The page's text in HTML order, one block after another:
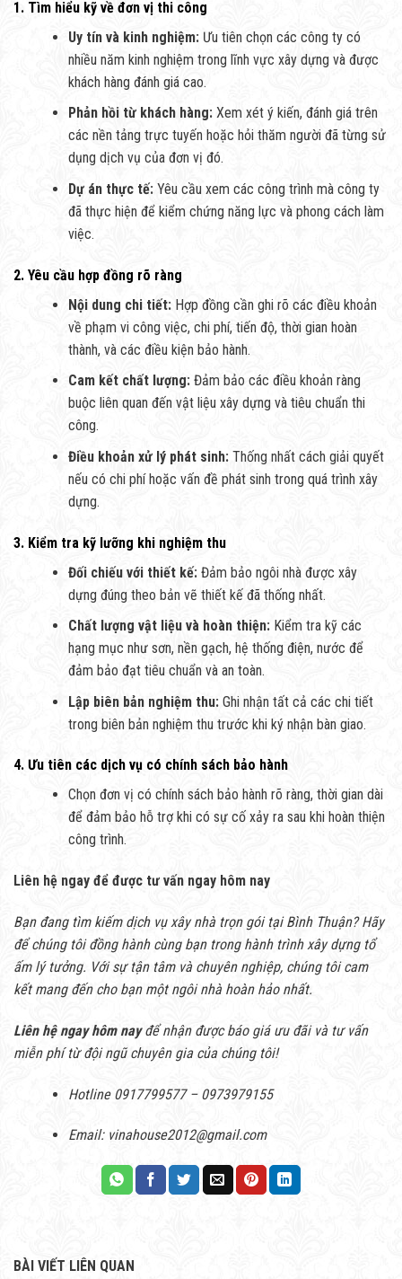
1. Tìm hiểu kỹ về đơn vị thi công
Uy tín và kinh nghiệm:Ưu tiên chọn các công ty có
nhiều năm kinh nghiệm trong lĩnh vực xây dựng và được
khách hàng đánh giá cao.
Phản hồi từ khách hàng:Xem xét ý kiến, đánh giá trên
các nền tảng trực tuyến hoặc hỏi thăm người đã từng sử
dụng dịch vụ của đơn vị đó.
Dự án thực tế:Yêu cầu xem các công trình mà công ty
đã thực hiện để kiểm chứng năng lực và phong cách làm
việc.
2. Yêu cầu hợp đồng rõ ràng
Nội dung chi tiết:Hợp đồng cần ghi rõ các điều khoản
về phạm vi công việc, chi phí, tiến độ, thời gian hoàn
thành, và các điều kiện bảo hành.
Cam kết chất lượng:Đảm bảo các điều khoản ràng
buộc liên quan đến vật liệu xây dựng và tiêu chuẩn thi
công.
Điều khoản xử lý phát sinh:Thống nhất cách giải quyết
nếu có chi phí hoặc vấn đề phát sinh trong quá trình xây
dựng.
3. Kiểm tra kỹ lưỡng khi nghiệm thu
Đối chiếu với thiết kế:Đảm bảo ngôi nhà được xây
dựng đúng theo bản vẽ thiết kế đã thống nhất.
Chất lượng vật liệu và hoàn thiện:Kiểm tra kỹ các
hạng mục như sơn, nền gạch, hệ thống điện, nước để
đảm bảo đạt tiêu chuẩn và an toàn.
Lập biên bản nghiệm thu:Ghi nhận tất cả các chi tiết
trong biên bản nghiệm thu trước khi ký nhận bàn giao.
4. Ưu tiên các dịch vụ có chính sách bảo hành
Chọn đơn vị có chính sách bảo hành rõ ràng, thời gian dài
để đảm bảo hỗ trợ khi có sự cố xảy ra sau khi hoàn thiện
công trình.
Liên hệ ngay để được tư vấn ngay hôm nay
Bạn đang tìm kiếm dịch vụ xây nhà trọn gói tại Bình Thuận? Hãy
để chúng tôi đồng hành cùng bạn trong hành trình xây dựng tổ
ấm lý tưởng. Với sự tận tâm và chuyên nghiệp, chúng tôi cam
kết mang đến cho bạn một ngôi nhà hoàn hảo nhất.
Liên hệ ngay hôm nayđể nhận được báo giá ưu đãi và tư vấn
miễn phí từ đội ngũ chuyên gia của chúng tôi!
Hotline 0917799577 – 0973979155
Email: vinahouse2012@gmail.com
BÀI VIẾT LIÊN QUAN